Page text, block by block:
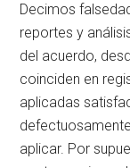
Decimos
reportes y
del acuerdo,
coinciden en
aplicadas
aplicar. Por